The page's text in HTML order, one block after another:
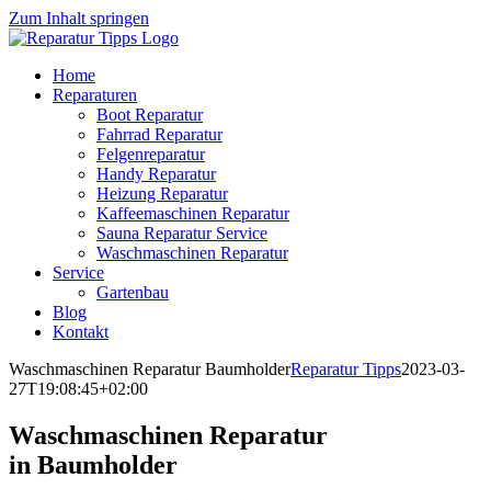
Zum Inhalt springen
Home
Reparaturen
Boot Reparatur
Fahrrad Reparatur
Felgenreparatur
Handy Reparatur
Heizung Reparatur
Kaffeemaschinen Reparatur
Sauna Reparatur Service
Waschmaschinen Reparatur
Service
Gartenbau
Blog
Kontakt
Waschmaschinen Reparatur BaumholderReparatur Tipps2023-03-
27T19:08:45+02:00
Waschmaschinen Reparatur
in Baumholder